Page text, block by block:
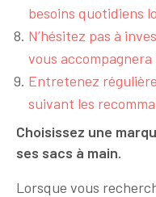
besoins quotidiens
N’hésitez pas à
vous
Entretenez
suivant les
Choisissez une
ses sacs à main.
Lorsque vous